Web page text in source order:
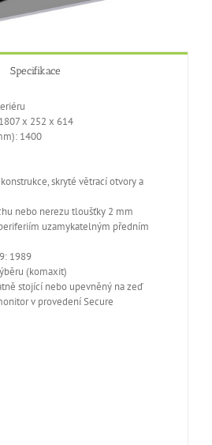
Specifikace
x 252 x 614
1400
skryté větrací otvory a
nebo nerezu tloušťky 2 mm
uzamykatelným předním
1989
(komaxit)
stojící nebo upevněný na zeď
v provedení Secure